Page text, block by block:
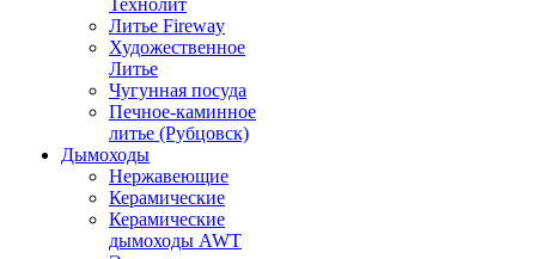
Технолит
Литье Fireway
Художественное
Литье
Чугунная посуда
Печное-каминное
литье (Рубцовск)
Дымоходы
Нержавеющие
Керамические
Керамические
дымоходы AWT